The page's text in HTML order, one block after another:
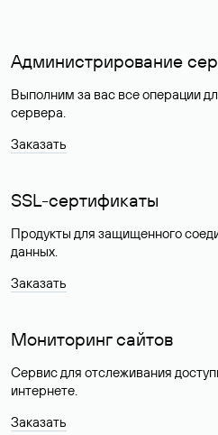
Администрирование
Выполним за вас все операции
сервера.
Заказать
SSL-сертификаты
Продукты для защищенного
данных.
Заказать
Мониторинг сайтов
Сервис для отслеживания
интернете.
Заказать